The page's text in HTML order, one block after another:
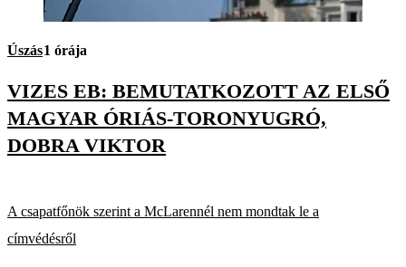
Úszás1 órája
VIZES EB: BEMUTATKOZOTT AZ ELSŐ
MAGYAR ÓRIÁS-TORONYUGRÓ,
DOBRA VIKTOR
A csapatfőnök szerint a McLarennél nem mondtak le a
címvédésről